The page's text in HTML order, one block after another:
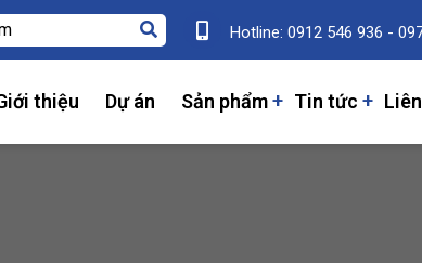
Hotline: 0912 546 936 -
thiệu Dự án Sản phẩm Tin tức